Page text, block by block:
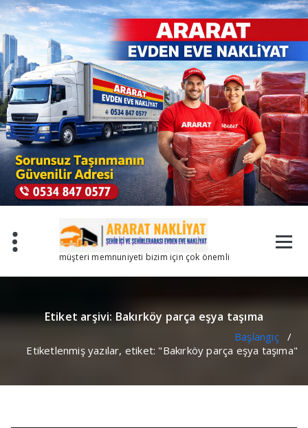
İçeriğe
geç
müşteri memnuniyeti bizim için çok önemli
Etiket arşivi: Bakırköy parça eşya taşıma
Başlangıç/
Etiketlenmiş yazılar, etiket: "Bakırköy parça eşya taşıma"